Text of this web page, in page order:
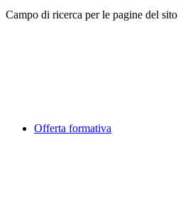
Campo di ricerca per le pagine del sito
Offerta formativa